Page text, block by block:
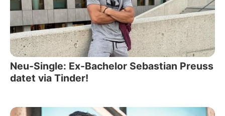
Neu-Single: Ex-Bachelor Sebastian Preuss
datet via Tinder!